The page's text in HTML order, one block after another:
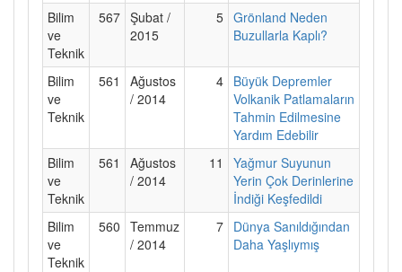
Bilim
ve
Teknik
567 Şubat /
2015
5 Grönland Neden
Buzullarla Kaplı?
Bilim
ve
Teknik
561
Ağustos
/ 2014
4 Büyük Depremler
Volkanik Patlamaların
Tahmin Edilmesine
Yardım Edebilir
Bilim
ve
Teknik
561
Ağustos
/ 2014
11
Yağmur Suyunun
Yerin Çok Derinlerine
İndiği Keşfedildi
Bilim
ve
Teknik
560 Temmuz
/ 2014
7 Dünya Sanıldığından
Daha Yaşlıymış